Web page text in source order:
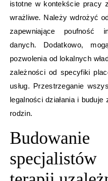
istotne w kontekście pracy
wrażliwe. Należy wdrożyć
zapewniające poufność
danych. Dodatkowo,
pozwolenia od lokalnych
zależności od specyfiki
usług. Przestrzeganie
legalności działania i
rodzin.